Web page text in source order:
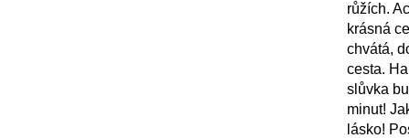
růžích.
krásná
chvátá,
cesta.
slůvka
minut!
lásko!